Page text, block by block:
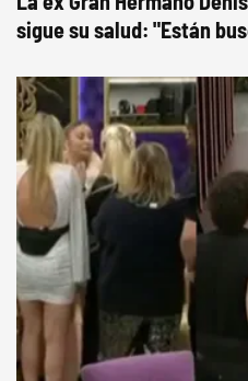
sigue su salud: "Están